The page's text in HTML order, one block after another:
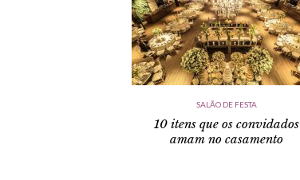
SALÃO DE FESTA
10 itens que os convidados
amam no casamento